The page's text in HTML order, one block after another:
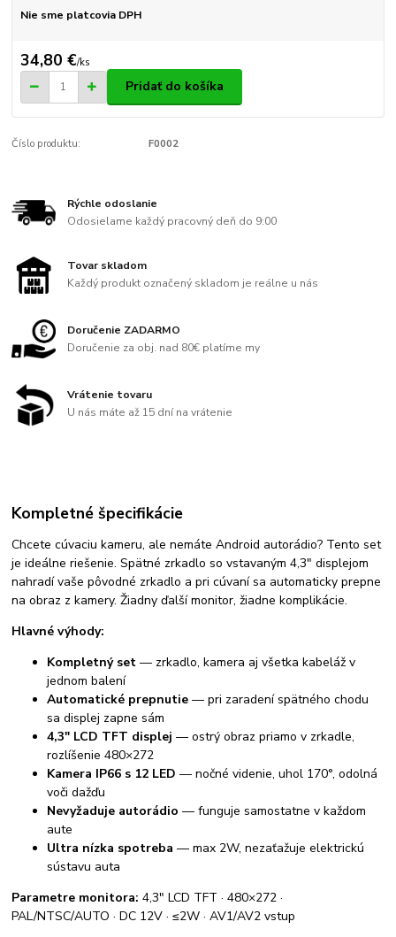
Nie sme platcovia DPH
34,80 €/ks
Pridať do košíka
Číslo produktu: F0002
Rýchle odoslanie
Odosielame každý pracovný deň do 9:00
Tovar skladom
Každý produkt označený skladom je reálne u nás
Doručenie ZADARMO
Doručenie za obj. nad 80€ platíme my
Vrátenie tovaru
U nás máte až 15 dní na vrátenie
Kompletné špecifikácie
Chcete cúvaciu kameru, ale nemáte Android autorádio? Tento set
je ideálne riešenie. Spätné zrkadlo so vstavaným 4,3" displejom
nahradí vaše pôvodné zrkadlo a pri cúvaní sa automaticky prepne
na obraz z kamery. Žiadny ďalší monitor, žiadne komplikácie.
Hlavné výhody:
Kompletný set — zrkadlo, kamera aj všetka kabeláž v
jednom balení
Automatické prepnutie — pri zaradení spätného chodu
sa displej zapne sám
4,3" LCD TFT displej — ostrý obraz priamo v zrkadle,
rozlíšenie 480×272
Kamera IP66 s 12 LED — nočné videnie, uhol 170°, odolná
voči dažďu
Nevyžaduje autorádio — funguje samostatne v každom
aute
Ultra nízka spotreba — max 2W, nezaťažuje elektrickú
sústavu auta
Parametre monitora: 4,3" LCD TFT · 480×272 ·
PAL/NTSC/AUTO · DC 12V · ≤2W · AV1/AV2 vstup